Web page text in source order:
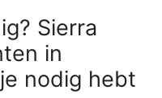
Sierra
in
nodig hebt